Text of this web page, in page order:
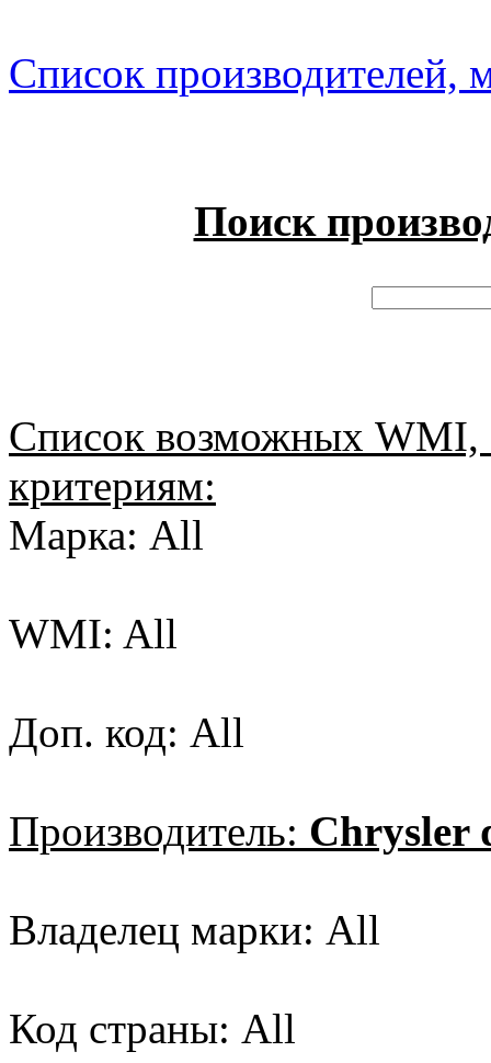
Список производителей,
Поиск
Список возможных
критериям:
Марка: All
WMI: All
Доп. код: All
Производитель: Chrysler
Владелец марки: All
Код страны: All